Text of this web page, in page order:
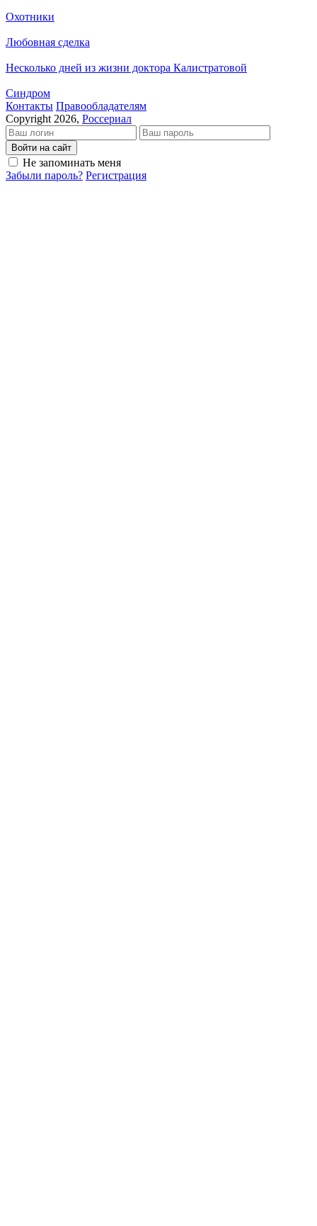
Охотники
Любовная сделка
Несколько дней из жизни доктора Калистратовой
Синдром
Кон­так­ты Пра­во­об­ла­да­те­лям
Copyright 2026, Россериал
Войти на сайт
Не запоминать меня
Забыли пароль? Регистрация